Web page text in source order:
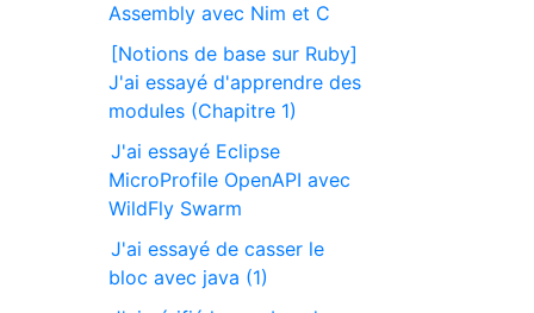
Assembly avec Nim et C
[Notions de base sur Ruby]
J'ai essayé d'apprendre des
modules (Chapitre 1)
J'ai essayé Eclipse
MicroProfile OpenAPI avec
WildFly Swarm
J'ai essayé de casser le
bloc avec java (1)